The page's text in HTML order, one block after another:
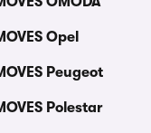
Opel
Peugeot
Polestar